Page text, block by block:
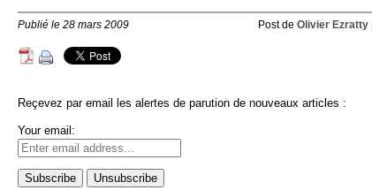
Publié le 28 mars 2009 Post de Olivier Ezratty|
Reçevez par email les alertes de parution de nouveaux articles :
Your email: